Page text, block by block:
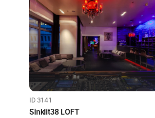
ID 3141
Sinklit38 LOFT